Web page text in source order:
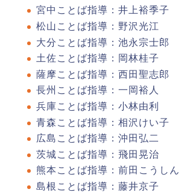
宮中ことば指導：井上裕季子
松山ことば指導：野沢光江
大分ことば指導：池永宗士郎
土佐ことば指導：岡林桂子
薩摩ことば指導：西田聖志郎
長州ことば指導：一岡裕人
兵庫ことば指導：小林由利
青森ことば指導：相沢けい子
広島ことば指導：沖田弘二
茨城ことば指導：飛田晃治
熊本ことば指導：前田こうしん
島根ことば指導：藤井京子